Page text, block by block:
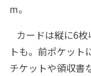
m。
カードは縦に6
トも。前ポケッ
チケットや領収書